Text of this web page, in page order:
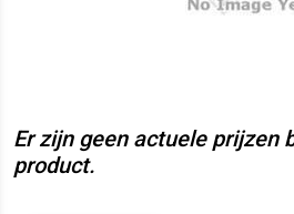
Er zijn geen actuele prijzen
product.